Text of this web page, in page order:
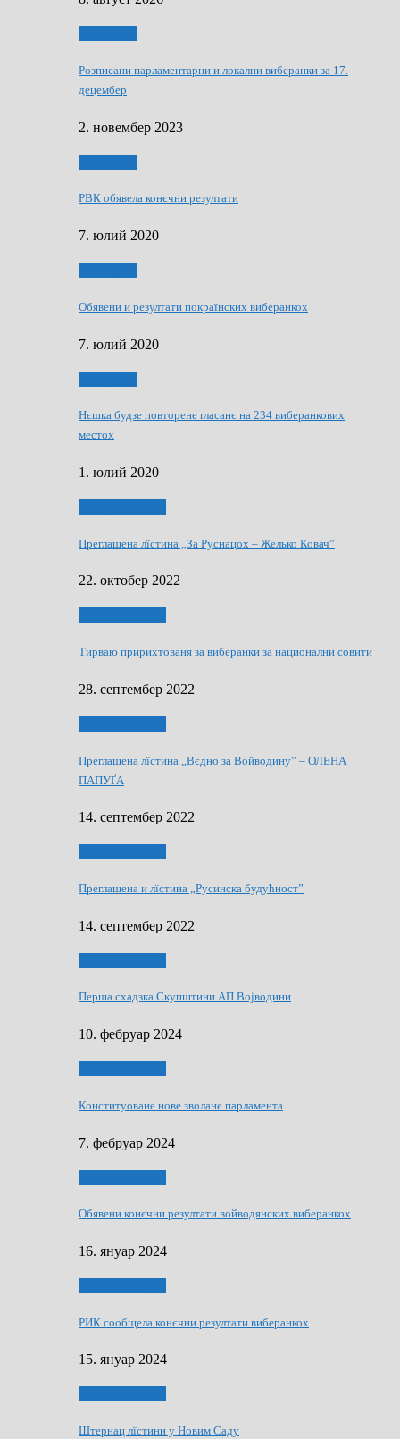
Розписани парламентарни и локални виберанки за 17.
децембер
2. новембер 2023
РВК обявела конєчни резултати
7. юлий 2020
Обявени и резултати покраїнских виберанкох
7. юлий 2020
Нєшка будзе повторене гласанє на 234 виберанкових
местох
1. юлий 2020
Преглашена лїстина „За Руснацох – Желько Ковач”
22. октобер 2022
Тирваю пририхтованя за виберанки за национални совити
28. септембер 2022
Преглашена лїстина „Вєдно за Войводину” – ОЛЕНА
ПАПУҐА
14. септембер 2022
Преглашена и лїстина „Русинска будућност”
14. септембер 2022
Перша схадзка Скупштини АП Војводини
10. фебруар 2024
Конституоване нове зволанє парламентa
7. фебруар 2024
Обявени конєчни резултати войводянских виберанкох
16. януар 2024
РИК сообщела конєчни резултати виберанкох
15. януар 2024
Штернац лїстини у Новим Саду